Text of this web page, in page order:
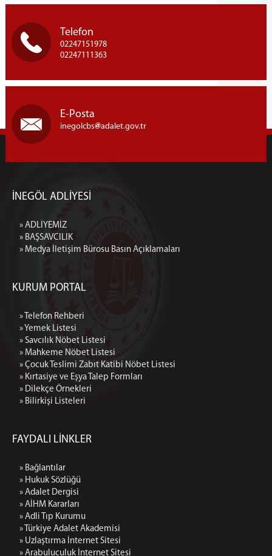
Telefon
02247151978
02247111363
E-Posta
inegolcbs adalet.gov.tr
İNEGÖL ADLİYESİ
» ADLİYEMİZ
» BAŞSAVCILIK
» Medya İletişim Bürosu Basın Açıklamaları
KURUM PORTAL
» Telefon Rehberi
» Yemek Listesi
» Savcılık Nöbet Listesi
» Mahkeme Nöbet Listesi
» Çocuk Teslimi Zabıt Katibi Nöbet Listesi
» Kırtasiye ve Eşya Talep Formları
» Dilekçe Örnekleri
» Bilirkişi Listeleri
FAYDALI LİNKLER
» Bağlantılar
» Hukuk Sözlüğü
» Adalet Dergisi
» AİHM Kararları
» Adli Tıp Kurumu
» Türkiye Adalet Akademisi
» Uzlaştırma İnternet Sitesi
» Arabuluculuk İnternet Sitesi